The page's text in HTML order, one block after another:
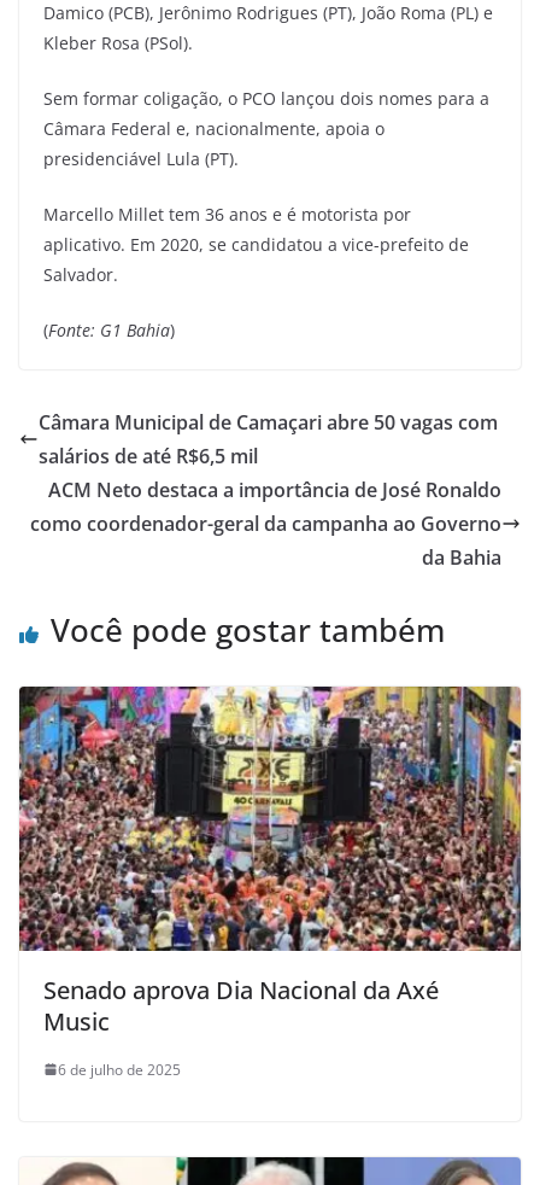
Damico (PCB), Jerônimo Rodrigues (PT), João Roma (PL) e
Kleber Rosa (PSol).
Sem formar coligação, o PCO lançou dois nomes para a
Câmara Federal e, nacionalmente, apoia o
presidenciável Lula (PT).
Marcello Millet tem 36 anos e é motorista por
aplicativo. Em 2020, se candidatou a vice-prefeito de
Salvador.
(Fonte: G1 Bahia)
Câmara Municipal de Camaçari abre 50 vagas com
salários de até R$6,5 mil
ACM Neto destaca a importância de José Ronaldo
como coordenador-geral da campanha ao Governo
da Bahia
Você pode gostar também
Senado aprova Dia Nacional da Axé
Music
6 de julho de 2025